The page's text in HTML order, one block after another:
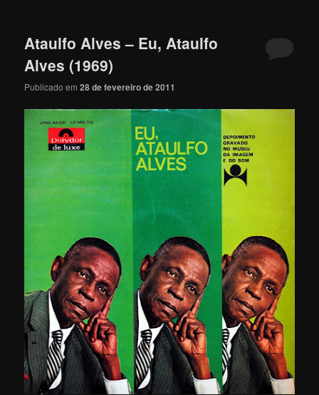
Ataulfo Alves – Eu, Ataulfo
Alves (1969)
Publicado em28 de fevereiro de 2011